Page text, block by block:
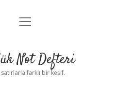
Anasayfa
Yasal Uyarı
menüyü
Not Defteri
farklı bir keşif.